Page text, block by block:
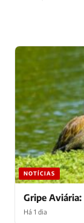
NOTÍCIAS
Gripe Aviária:
Há 1 dia